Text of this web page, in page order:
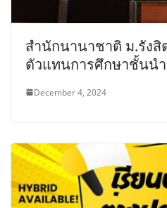
สำนักนานาชาติ ม.รังสิ
ตัวแทนการศึกษาชั้นนำ
December 4, 2024